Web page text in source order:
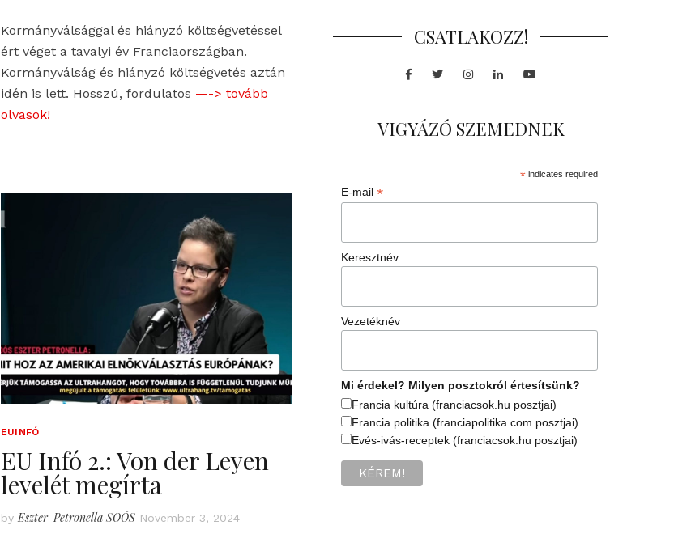
Kormányválsággal és hiányzó költségvetéssel
ért véget a tavalyi év Franciaországban.
Kormányválság és hiányzó költségvetés aztán
idén is lett. Hosszú, fordulatos —-> tovább
olvasok!
EUINFÓ
EU Infó 2.: Von der Leyen
levelét megírta
by Eszter-Petronella SOÓS November 3, 2024
CSATLAKOZZ!
Facebook
TwitterInstagram
LinkedInYoutube
VIGYÁZÓ SZEMEDNEK
*indicates required
E-mail*
Keresztnév
Vezetéknév
Mi érdekel? Milyen posztokról értesítsünk?
Francia kultúra (franciacsok.hu posztjai)
Francia politika (franciapolitika.com posztjai)
Evés-ivás-receptek (franciacsok.hu posztjai)